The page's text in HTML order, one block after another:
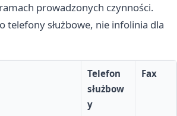
prowadzonych czynności.
telefony służbowe, nie infolinia dla
Telefon
służbow
y
Fax